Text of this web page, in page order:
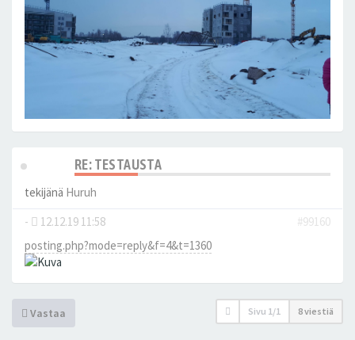
RE: TESTAUSTA
tekijänä Huruh
-
12.12.19 11:58
#99160
posting.php?mode=reply&f=4&t=1360
Vastaa Sivu 1/1 8 viestiä